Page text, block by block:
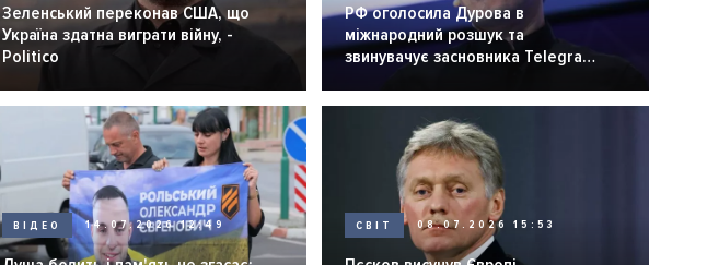
Зеленський переконав США, що
Україна здатна виграти війну, -
Politico
РФ оголосила Дурова в
міжнародний розшук та
звинувачує засновника Telegram
ВІДЕО 14.07.2026 12:49 СВІТ 08.07.2026 15:53